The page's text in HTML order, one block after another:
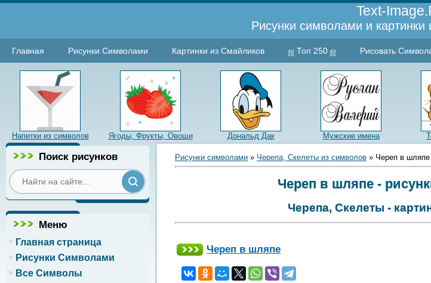
Text-
Рисунки символами и
Главная Рисунки Символами Картинки из Смайликов ஜ Топ 250 ஜ Рисовать
Напитки из символов Ягоды, Фрукты, Овощи Дональд Дак Мужские имена
Поиск рисунков
Меню
Главная страница
Рисунки Символами
Все Символы
Рисунки символами » Черепа, Скелеты из символов » Череп в шляпе
Череп в шляпе -
Черепа, Скелеты -
Череп в шляпе